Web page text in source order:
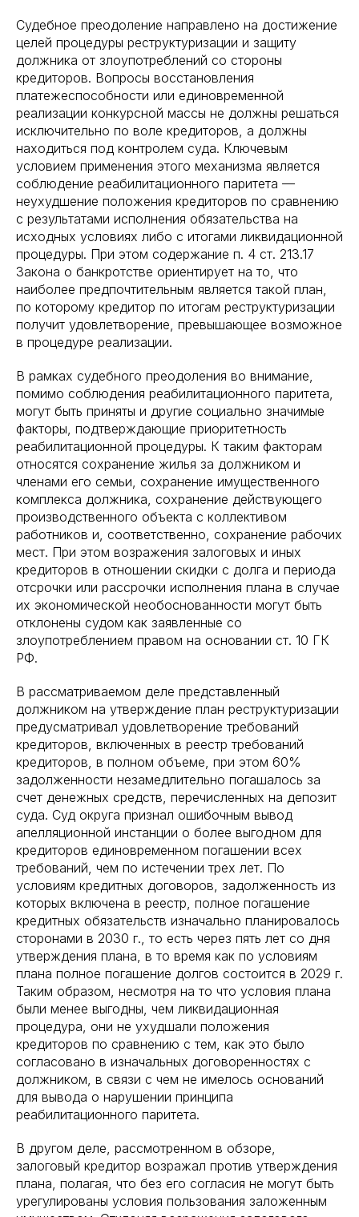
Судебное преодоление направлено на достижение
целей процедуры реструктуризации и защиту
должника от злоупотреблений со стороны
кредиторов. Вопросы восстановления
платежеспособности или единовременной
реализации конкурсной массы не должны решаться
исключительно по воле кредиторов, а должны
находиться под контролем суда. Ключевым
условием применения этого механизма является
соблюдение реабилитационного паритета —
неухудшение положения кредиторов по сравнению
с результатами исполнения обязательства на
исходных условиях либо с итогами ликвидационной
процедуры. При этом содержание п. 4 ст. 213.17
Закона о банкротстве ориентирует на то, что
наиболее предпочтительным является такой план,
по которому кредитор по итогам реструктуризации
получит удовлетворение, превышающее возможное
в процедуре реализации.
В рамках судебного преодоления во внимание,
помимо соблюдения реабилитационного паритета,
могут быть приняты и другие социально значимые
факторы, подтверждающие приоритетность
реабилитационной процедуры. К таким факторам
относятся сохранение жилья за должником и
членами его семьи, сохранение имущественного
комплекса должника, сохранение действующего
производственного объекта с коллективом
работников и, соответственно, сохранение рабочих
мест. При этом возражения залоговых и иных
кредиторов в отношении скидки с долга и периода
отсрочки или рассрочки исполнения плана в случае
их экономической необоснованности могут быть
отклонены судом как заявленные со
злоупотреблением правом на основании ст. 10 ГК
РФ.
В рассматриваемом деле представленный
должником на утверждение план реструктуризации
предусматривал удовлетворение требований
кредиторов, включенных в реестр требований
кредиторов, в полном объеме, при этом 60%
задолженности незамедлительно погашалось за
счет денежных средств, перечисленных на депозит
суда. Суд округа признал ошибочным вывод
апелляционной инстанции о более выгодном для
кредиторов единовременном погашении всех
требований, чем по истечении трех лет. По
условиям кредитных договоров, задолженность из
которых включена в реестр, полное погашение
кредитных обязательств изначально планировалось
сторонами в 2030 г., то есть через пять лет со дня
утверждения плана, в то время как по условиям
плана полное погашение долгов состоится в 2029 г.
Таким образом, несмотря на то что условия плана
были менее выгодны, чем ликвидационная
процедура, они не ухудшали положения
кредиторов по сравнению с тем, как это было
согласовано в изначальных договоренностях с
должником, в связи с чем не имелось оснований
для вывода о нарушении принципа
реабилитационного паритета.
В другом деле, рассмотренном в обзоре,
залоговый кредитор возражал против утверждения
плана, полагая, что без его согласия не могут быть
урегулированы условия пользования заложенным